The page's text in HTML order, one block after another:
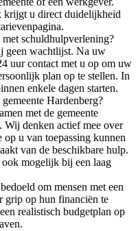
krijgt u direct duidelijkheid
schuldhulpverlening?
geen wachtlijst. Na uw
uur contact met u op om uw
plan op te stellen. In
enkele dagen starten.
Hardenberg?
met de gemeente
Wij denken actief mee over
u van toepassing kunnen
van de beschikbare hulp.
mogelijk bij een laag
om mensen met een
grip op hun financiën te
realistisch budgetplan op